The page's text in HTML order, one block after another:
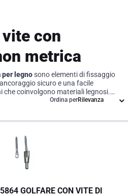
con
metrica
legnosono elementi di fissaggio
sicuro e una facile
che coinvolgono materiali legnosi.
questi accessori permettono di
la produttività grazie alla loro
Ordina per
GOLFARE CON VITE DI